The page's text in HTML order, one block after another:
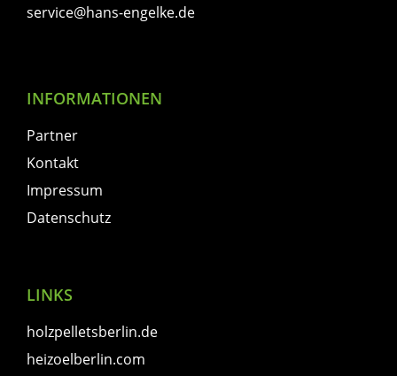
service@hans-engelke.de
INFORMATIONEN
Partner
Kontakt
Impressum
Datenschutz
LINKS
holzpelletsberlin.de
heizoelberlin.com